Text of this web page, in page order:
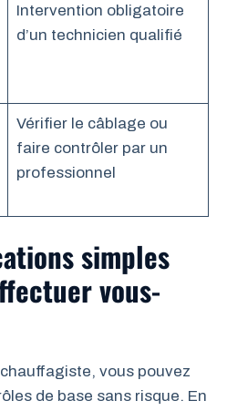
Intervention obligatoire
d’un technicien qualifié
Vérifier le câblage ou
faire contrôler par un
professionnel
simples
vous-
vous pouvez
de base sans risque. En